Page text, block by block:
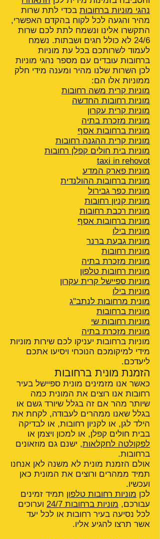
נהגי מוניות ברחובות בכדי לתת שרות
מהיר והגעה לכל לקוח בהקדם האפשרי,
התקשרו אלינו ונשמח לתת לכם שרות
24/6 לא כולל חגים ושבתות. נשמח
לעמוד לשרותכם בכל עת מוניות
ברחובות עובדים עם מספר נהגי מוניות
לכן השרות שלנו מהיר ומענה מידי חלק
ממוניות אלו הם:
מוניות קרית משה רחובות
מוניות רחובות החדשה
מוניות קרית עקרון
מוניות מזכרת בתיה
מוניות ברחובות אסף
מוניות קרית ההגנה רחובות
מוניות בית חולים קפלן רחובות
taxi in rehovot
מוניות פארק המדע
מוניות ברחובות ההולנדית
מוניות כפר גבירול
מוניות קניון רחובות
מוניות רכבת רחובות
מוניות ברחובות אסף
מוניות בילו
מוניות גבעת ברנר
מוניות רחובות
מוניות מזכרת בתיה
מוניות רחובות טלפון
מוניות ספיישל קרית עקרון
מוניות בילו
מונית מרחובות לנתב"ג
מוניות ברחובות
מוניות רחובות שי
מוניות מזכרת בתיה
מוניות ברחובות יעניקו לכם שירות מוניות
מידי למיקומכם הנוכחי ויסיעו אתכם
ליעדכם.
הזמנת מונית ברחובות
כאשר אנו מזמינים מונית ספיישל בעיר
רחובות אנו רוצים את המונית כמה
שיותר מהר אם זה בגלל שיורד גשם או
בגלל שאנו ממהרים לעבודה, לקחת את
הילד לגן, או לקניון רחובות, או לבדיקה
בבית חולים קפלן, או למכון ויצמן או
לפקולטה לחקלאות, ישנם גם מוזאונים
ברחובות.
אולם הזמנת מונית לא משנה לאן אנחנו
תמיד ממהרים ורוצים את המונית כאן
ועכשיו.
לכן מוניות רחובות טלפון תמיד זמינים
עבורכם, מוניות ברחובות 24/7
וערוכים
לכל נסיעה בעיר רחובות או לכל יעד
אשר תרצו להגיע אליו.